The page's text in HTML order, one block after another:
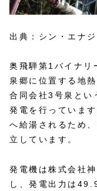
出典：シン・エナ
奥飛騨第1バイナリ
泉郷に位置する地
合同会社3号泉とい
発電を行っていま
へ給湯されるため
立しています。
発電機は株式会社
し、発電出力は